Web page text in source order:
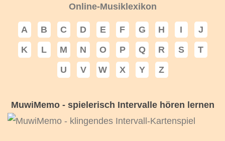
Online-Musiklexikon
A B C D E F G H I
J
K
L M N O P Q R S
T
U
V W X Y Z
MuwiMemo - spielerisch Intervalle hören lernen